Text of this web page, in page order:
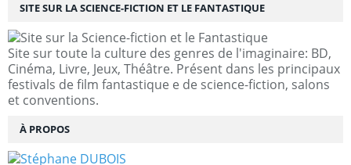
SITE SUR LA SCIENCE-FICTION ET LE FANTASTIQUE
Site sur toute la culture des genres de l'imaginaire: BD,
Cinéma, Livre, Jeux, Théâtre. Présent dans les principaux
festivals de film fantastique e de science-fiction, salons
et conventions.
À PROPOS